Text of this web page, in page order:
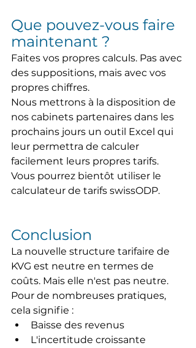
Que pouvez-vous faire
maintenant ?
Faites vos propres calculs. Pas avec
des suppositions, mais avec vos
propres chiffres.
Nous mettrons à la disposition de
nos cabinets partenaires dans les
prochains jours un outil Excel qui
leur permettra de calculer
facilement leurs propres tarifs.
Vous pourrez bientôt utiliser le
calculateur de tarifs swissODP.
Conclusion
La nouvelle structure tarifaire de
KVG est neutre en termes de
coûts. Mais elle n'est pas neutre.
Pour de nombreuses pratiques,
cela signifie :
Baisse des revenus
L'incertitude croissante